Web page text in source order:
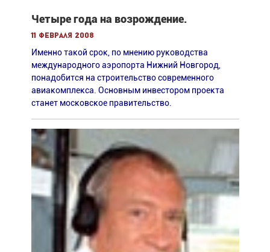
Четыре года на возрождение.
11 февраля 2008
Именно такой срок, по мнению руководства
международного аэропорта Нижний Новгород,
понадобится на строительство современного
авиакомплекса. Основным инвестором проекта
станет московское правительство.